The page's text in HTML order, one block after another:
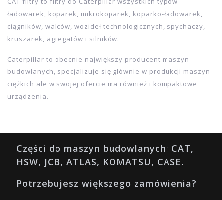
Filtry do maszyn budowlanych
ładowarek, koparek, mikrokoparek, koparko-ładowarek,
ciągników, walców, wozideł technologicznych, spychaczy,
kruszarek, agregatów i silników.
Caterpillar to obecnie największy producent maszyn